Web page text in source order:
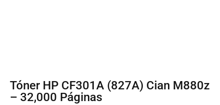
Tóner HP CF301A (827A) Cian M880z
– 32,000 Páginas